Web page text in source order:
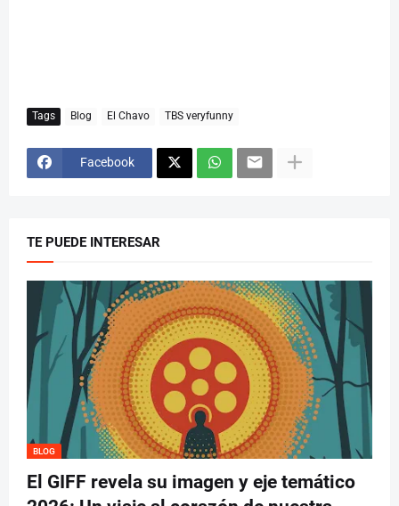
Tags Blog El Chavo TBS veryfunny
Facebook
TE PUEDE INTERESAR
BLOG
El GIFF revela su imagen y eje temático